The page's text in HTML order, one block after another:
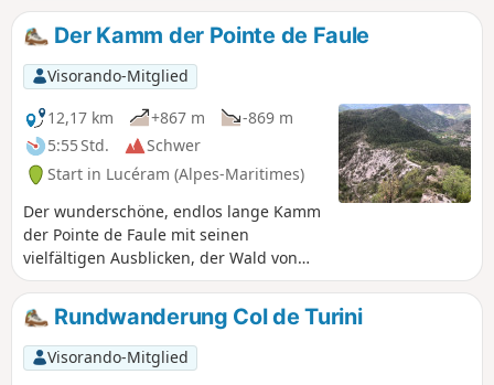
Serpentinen bis zu den Ruinen von
L'Avenquet hinaufführt. Auf dem Gipfel
von Linière hat man einen Blick auf die
Gipfel rund um Sospel.
Der Kamm der Pointe de Faule
Visorando-Mitglied
12,17 km
+867 m
-869 m
5:55 Std.
Schwer
Start in Lucéram (Alpes-Maritimes)
Der wunderschöne, endlos lange Kamm
der Pointe de Faule mit seinen
vielfältigen Ausblicken, der Wald von
Peïra Cava, bekannt für seinen
Hochwald aus verschiedenen
Baumarten, sowiedie Durchquerung
des verlassenen Dorfes Béasse aus dem
17. Jahrhundert, das seit 1930
Rundwanderung Col de Turini
Visorando-Mitglied